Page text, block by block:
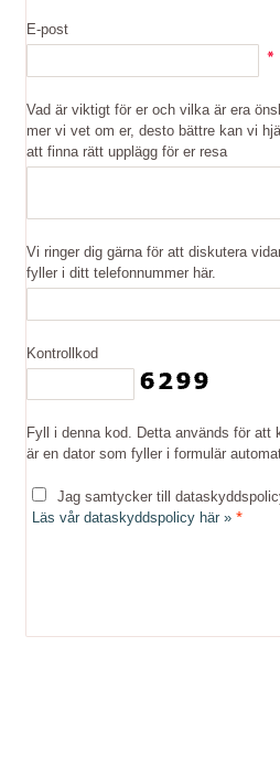
E-post
Vad är viktigt för er och vilka är era
mer vi vet om er, desto bättre kan vi
att finna rätt upplägg för er resa
Vi ringer dig gärna för att diskutera
fyller i ditt telefonnummer här.
Kontrollkod
Fyll i denna kod. Detta används för att
är en dator som fyller i formulär
Jag samtycker till
Läs vår dataskyddspolicy här » *